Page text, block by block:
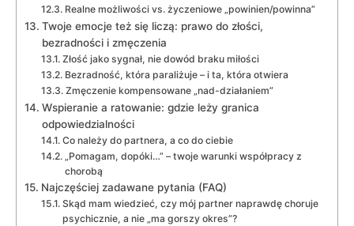
Realne możliwości vs. życzeniowe „powinien/powinna”
Twoje emocje też się liczą: prawo do złości,
bezradności i zmęczenia
Złość jako sygnał, nie dowód braku miłości
Bezradność, która paraliżuje – i ta, która otwiera
Zmęczenie kompensowane „nad-działaniem”
Wspieranie a ratowanie: gdzie leży granica
odpowiedzialności
Co należy do partnera, a co do ciebie
„Pomagam, dopóki…” – twoje warunki współpracy z
chorobą
Najczęściej zadawane pytania (FAQ)
Skąd mam wiedzieć, czy mój partner naprawdę choruje
psychicznie, a nie „ma gorszy okres”?